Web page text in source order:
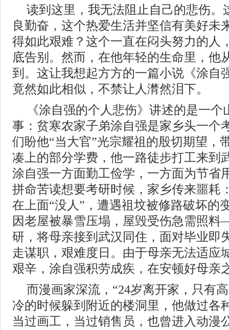
读到这里，我无法阻止自己的悲伤。
良勤奋，这个热爱生活并坚信有美好未
得如此艰难？这个一直在闷头努力的人
底告别。然而，在他年轻的生命里，他
到。这让我想起方方的一篇小说《涂自
竟然如此相似，不禁让人潸然泪下。
《涂自强的个人悲伤》讲述的是一
事：贫寒农家子弟涂自强是家乡头一个
们盼他“当大官”光宗耀祖的殷切期望，
凑上的部分学费，他一路徒步打工来到
涂自强一方面勤工俭学，一方面为节省
拼命苦读想要考研时候，家乡传来噩耗
在上面“没人”，遭遇祖坟被修路破坏的
因老屋被暴雪压塌，屋毁受伤急需照
研，将母亲接到武汉同住，面对毕业即
走谋职，艰难度日。由于母亲无法适应
艰辛，涂自强积劳成疾，在安顿好母亲
而漫画家深流，“24岁离开家，只有
冷的时候躲到附近的楼洞里，他做过各
当过画工，当过销售员，也曾进入动漫